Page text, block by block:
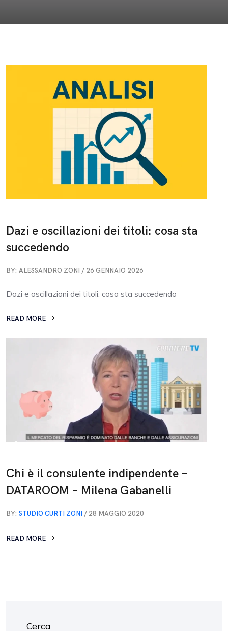
Dazi e oscillazioni dei titoli: cosa sta
succedendo
BY: ALESSANDRO ZONI / 26 GENNAIO 2026
Dazi e oscillazioni dei titoli: cosa sta succedendo
READ MORE
Chi è il consulente indipendente –
DATAROOM – Milena Gabanelli
BY: STUDIO CURTI ZONI / 28 MAGGIO 2020
READ MORE
Cerca